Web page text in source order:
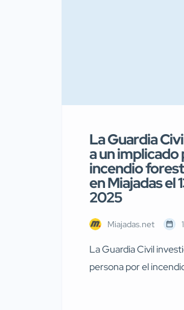
La Guardia
a un implicado
incendio
en Miajadas el
2025
Miajadas.net
La Guardia Civil
persona por el